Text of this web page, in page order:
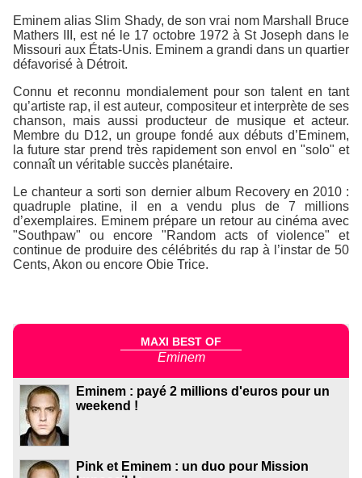
Eminem alias Slim Shady, de son vrai nom Marshall Bruce
Mathers III, est né le 17 octobre 1972 à St Joseph dans le
Missouri aux États-Unis. Eminem a grandi dans un quartier
défavorisé à Détroit.
Connu et reconnu mondialement pour son talent en tant
qu’artiste rap, il est auteur, compositeur et interprète de ses
chanson, mais aussi producteur de musique et acteur.
Membre du D12, un groupe fondé aux débuts d’Eminem,
la future star prend très rapidement son envol en "solo" et
connaît un véritable succès planétaire.
Le chanteur a sorti son dernier album Recovery en 2010 :
quadruple platine, il en a vendu plus de 7 millions
d’exemplaires. Eminem prépare un retour au cinéma avec
"Southpaw" ou encore "Random acts of violence" et
continue de produire des célébrités du rap à l’instar de 50
Cents, Akon ou encore Obie Trice.
MAXI BEST OF
Eminem
Eminem : payé 2 millions d'euros pour un
weekend !
Pink et Eminem : un duo pour Mission